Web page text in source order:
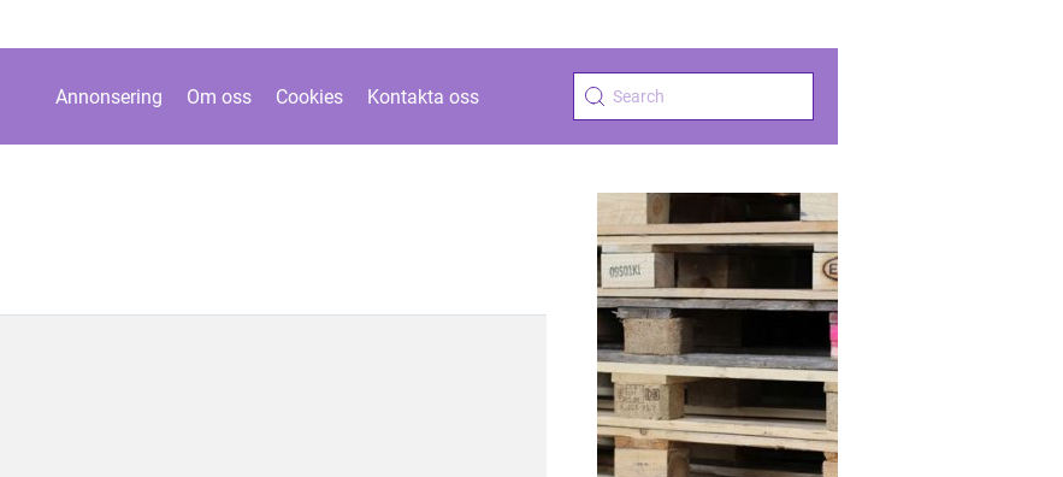
Annonsering Om oss Cookies Kontakta oss